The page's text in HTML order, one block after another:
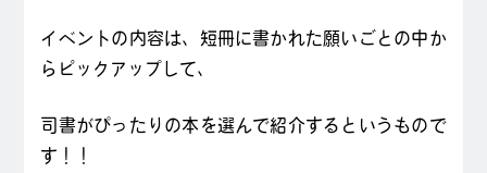
イベントの内容は、短冊に書かれた願いごとの中か
らピックアップして、
司書がぴったりの本を選んで紹介するというもので
す！！